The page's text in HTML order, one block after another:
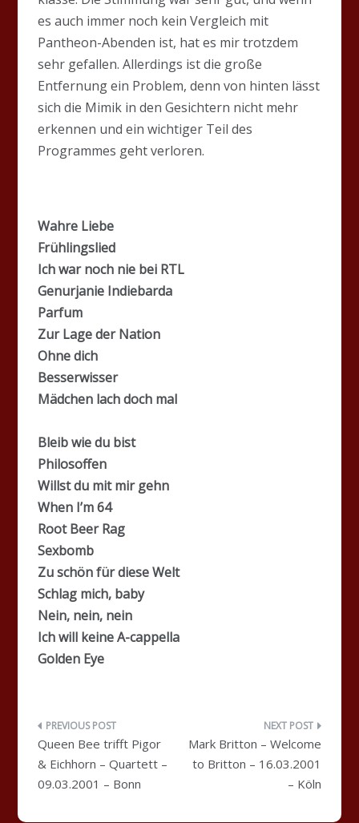
es auch immer noch kein Vergleich mit
Pantheon-Abenden ist, hat es mir trotzdem
sehr gefallen. Allerdings ist die große
Entfernung ein Problem, denn von hinten lässt
sich die Mimik in den Gesichtern nicht mehr
erkennen und ein wichtiger Teil des
Programmes geht verloren.
Wahre Liebe
Frühlingslied
Ich war noch nie bei RTL
Genurjanie Indiebarda
Parfum
Zur Lage der Nation
Ohne dich
Besserwisser
Mädchen lach doch mal
Bleib wie du bist
Philosoffen
Willst du mit mir gehn
When I’m 64
Root Beer Rag
Sexbomb
Zu schön für diese Welt
Schlag mich, baby
Nein, nein, nein
Ich will keine A-cappella
Golden Eye
Beitragsnavigation
Queen Bee trifft Pigor
& Eichhorn – Quartett –
09.03.2001 – Bonn
Mark Britton – Welcome
to Britton – 16.03.2001
– Köln